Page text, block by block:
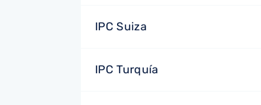
IPC Suiza
IPC Turquía